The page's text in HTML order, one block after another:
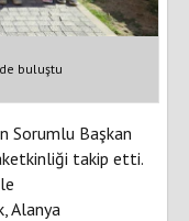
buluştu
Sorumlu Başkan
takip etti.
Alanya